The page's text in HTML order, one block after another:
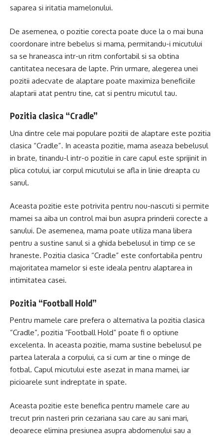
saparea si iritatia mamelonului.
De asemenea, o pozitie corecta poate duce la o mai buna
coordonare intre bebelus si mama, permitandu-i micutului
sa se hraneasca intr-un ritm confortabil si sa obtina
cantitatea necesara de lapte. Prin urmare, alegerea unei
pozitii adecvate de alaptare poate maximiza beneficiile
alaptarii atat pentru tine, cat si pentru micutul tau.
Pozitia clasica “Cradle”
Una dintre cele mai populare pozitii de alaptare este pozitia
clasica “Cradle”. In aceasta pozitie, mama aseaza bebelusul
in brate, tinandu-l intr-o pozitie in care capul este sprijinit in
plica cotului, iar corpul micutului se afla in linie dreapta cu
sanul.
Aceasta pozitie este potrivita pentru nou-nascuti si permite
mamei sa aiba un control mai bun asupra prinderii corecte a
sanului. De asemenea, mama poate utiliza mana libera
pentru a sustine sanul si a ghida bebelusul in timp ce se
hraneste. Pozitia clasica “Cradle” este confortabila pentru
majoritatea mamelor si este ideala pentru alaptarea in
intimitatea casei.
Pozitia “Football Hold”
Pentru mamele care prefera o alternativa la pozitia clasica
“Cradle”, pozitia “Football Hold” poate fi o optiune
excelenta. In aceasta pozitie, mama sustine bebelusul pe
partea laterala a corpului, ca si cum ar tine o minge de
fotbal. Capul micutului este asezat in mana mamei, iar
picioarele sunt indreptate in spate.
Aceasta pozitie este benefica pentru mamele care au
trecut prin nasteri prin cezariana sau care au sani mari,
deoarece elimina presiunea asupra abdomenului sau a